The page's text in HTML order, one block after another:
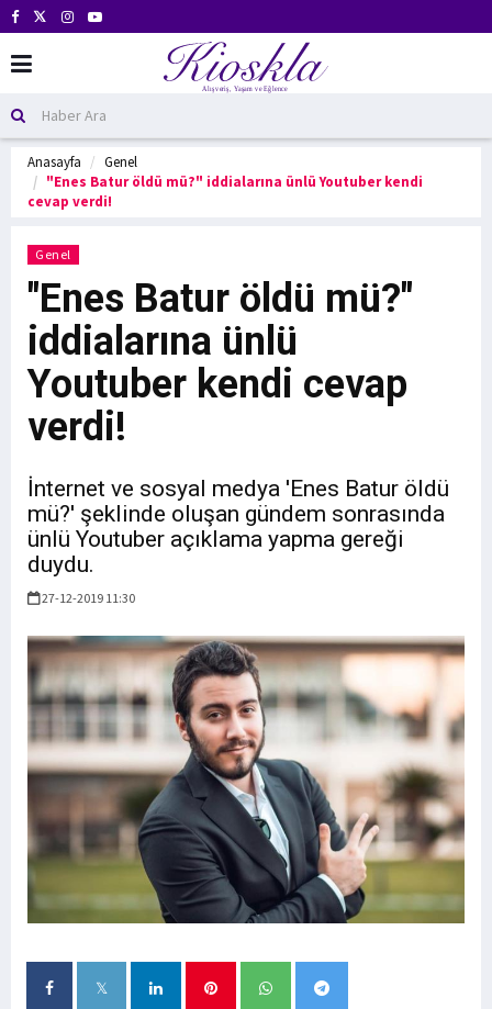
Anasayfa
Genel
"Enes Batur öldü mü?" iddialarına ünlü Youtuber kendi
cevap verdi!
Genel
"Enes Batur öldü mü?"
iddialarına ünlü
Youtuber kendi cevap
verdi!
İnternet ve sosyal medya 'Enes Batur öldü
mü?' şeklinde oluşan gündem sonrasında
ünlü Youtuber açıklama yapma gereği
duydu.
27-12-2019 11:30